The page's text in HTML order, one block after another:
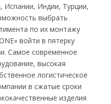
Испании, Индии, Турции,
выбрать
по их монтажу
войти в пятерку
Самое современное
высокая
логистическое
в сжатые сроки
изделия